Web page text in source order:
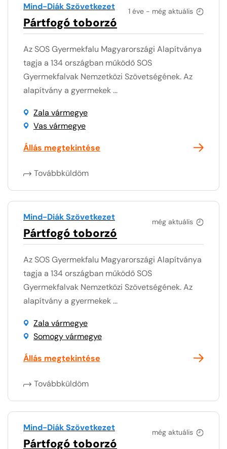
1 éve - még aktuális
Mind-Diák Szövetkezet
Pártfogó toborzó
Az SOS Gyermekfalu Magyarországi Alapítványa
tagja a 134 országban működő SOS
Gyermekfalvak Nemzetközi Szövetségének. Az
alapítvány a gyermekek ...
Zala vármegye
Vas vármegye
Állás megtekintése
Továbbküldöm
még aktuális
Mind-Diák Szövetkezet
Pártfogó toborzó
Az SOS Gyermekfalu Magyarországi Alapítványa
tagja a 134 országban működő SOS
Gyermekfalvak Nemzetközi Szövetségének. Az
alapítvány a gyermekek ...
Zala vármegye
Somogy vármegye
Állás megtekintése
Továbbküldöm
még aktuális
Mind-Diák Szövetkezet
Pártfogó toborzó